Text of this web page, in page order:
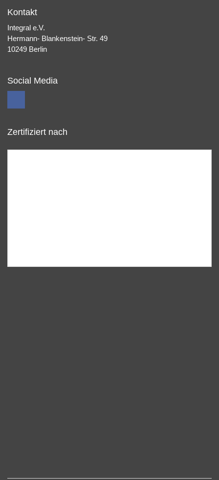
Kontakt
Integral e.V.
Hermann- Blankenstein- Str. 49
10249 Berlin
Social Media
Zertifiziert nach